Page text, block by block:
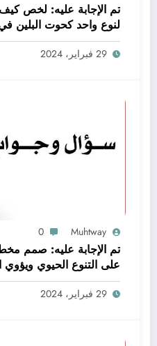
تم الإجابة عليه: لخص كيف
لنوع واحد كحوت البلين في
baleen whale كاملا
29 فبراير، 2024
Muhtway
0
تم الإجابة عليه: صمم
على التنوع الحيوي ويؤوي
اعمل ضمن مجموعات
المهمة
29 فبراير، 2024